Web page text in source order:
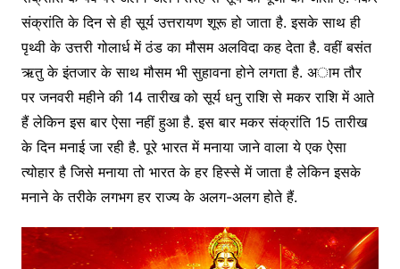
संक्रांति के दिन से ही सूर्य उत्तरायण शूरू हो जाता है. इसके साथ ही
पृथ्वी के उत्तरी गोलार्ध में ठंड का मौसम अलविदा कह देता है. वहीं बसंत
ऋतु के इंतजार के साथ मौसम भी सुहावना होने लगता है. अाम तौर
पर जनवरी महीने की 14 तारीख को सूर्य धनु राशि से मकर राशि में आते
हैं लेकिन इस बार ऐसा नहीं हुआ है. इस बार मकर संक्रांति 15 तारीख
के दिन मनाई जा रही है. पूरे भारत में मनाया जाने वाला ये एक ऐसा
त्योहार है जिसे मनाया तो भारत के हर हिस्से में जाता है लेकिन इसके
मनाने के तरीके लगभग हर राज्य के अलग-अलग होते हैं.